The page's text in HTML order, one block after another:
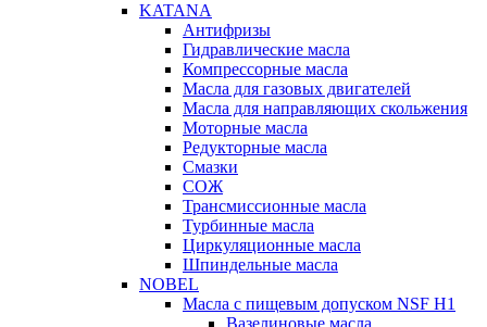
KATANA
Антифризы
Гидравлические масла
Компрессорные масла
Масла для газовых двигателей
Масла для направляющих скольжения
Моторные масла
Редукторные масла
Смазки
СОЖ
Трансмиссионные масла
Турбинные масла
Циркуляционные масла
Шпиндельные масла
NOBEL
Масла с пищевым допуском NSF H1
Вазелиновые масла